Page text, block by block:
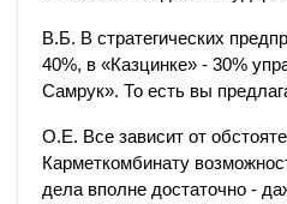
В.Б. В стратегических
40%, в «Казцинке» - 30%
Самрук». То есть вы
О.Е. Все зависит от
Карметкомбинату
дела вполне достаточно -